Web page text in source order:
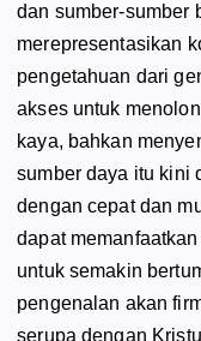
dan sumber-sumber
merepresentasikan
pengetahuan dari
akses untuk
kaya, bahkan
sumber daya itu kini
dengan cepat dan
dapat
untuk semakin
pengenalan akan
serupa dengan